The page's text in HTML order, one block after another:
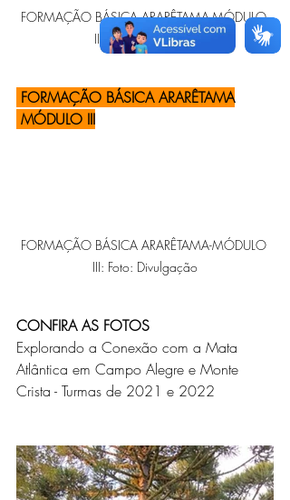
FORMAÇÃO BÁSICA ARARÊTAMA-MÓDULO
II: Foto: Divulgação
FORMAÇÃO BÁSICA ARARÊTAMA
MÓDULO III
FORMAÇÃO BÁSICA ARARÊTAMA-MÓDULO
III: Foto: Divulgação
CONFIRA AS FOTOS
Explorando a Conexão com a Mata
Atlântica em Campo Alegre e Monte
Crista - Turmas de 2021 e 2022